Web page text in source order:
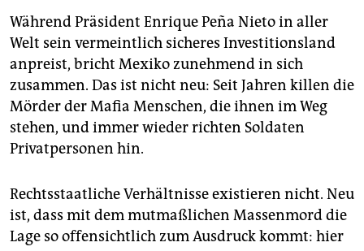
Während Präsident Enrique Peña Nieto in aller
Welt sein vermeintlich sicheres Investitionsland
anpreist, bricht Mexiko zunehmend in sich
zusammen. Das ist nicht neu: Seit Jahren killen die
Mörder der Mafia Menschen, die ihnen im Weg
stehen, und immer wieder richten Soldaten
Privatpersonen hin.
Rechtsstaatliche Verhältnisse existieren nicht. Neu
ist, dass mit dem mutmaßlichen Massenmord die
Lage so offensichtlich zum Ausdruck kommt: hier